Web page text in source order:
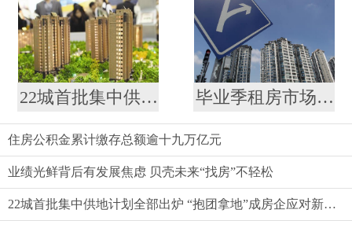
22城首批集中供地计划全部出炉 “抱团拿地”成房企应对新策略 毕业季租房市场升温 新政策对准租房痛点
住房公积金累计缴存总额逾十九万亿元
业绩光鲜背后有发展焦虑 贝壳未来“找房”不轻松
22城首批集中供地计划全部出炉 “抱团拿地”成房企应对新策略